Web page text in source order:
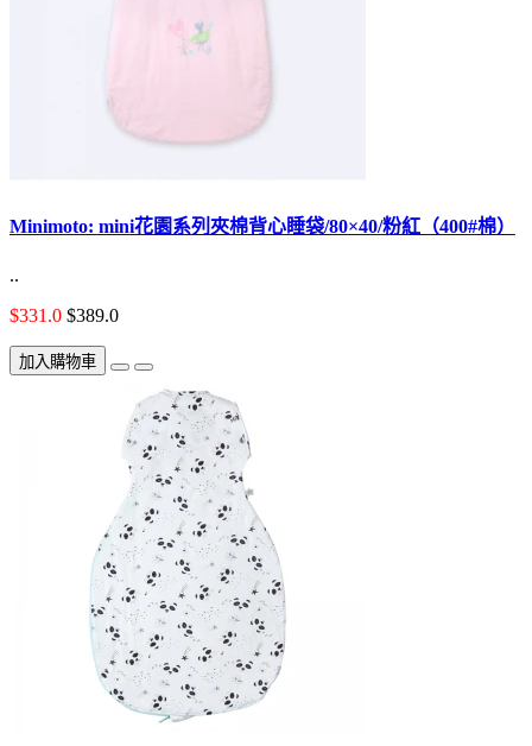
Minimoto: mini花園系列夾棉背心睡袋/80×40/粉紅（400#棉）
..
$331.0 $389.0
加入購物車